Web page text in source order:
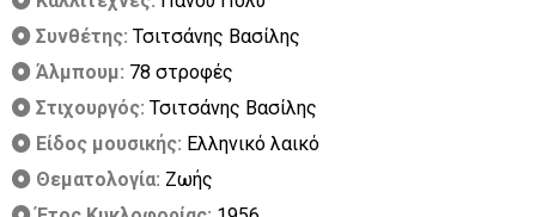
Συνθέτης: Τσιτσάνης Βασίλης
Άλμπουμ: 78 στροφές
Στιχουργός: Τσιτσάνης Βασίλης
Είδος μουσικής: Ελληνικό λαικό
Θεματολογία: Ζωής